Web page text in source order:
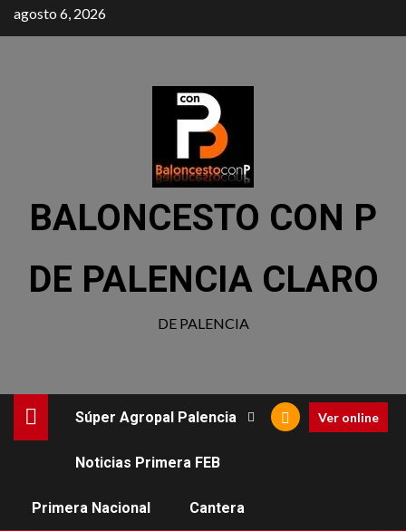
agosto 6, 2026
BALONCESTO CON P
DE PALENCIA CLARO
DE PALENCIA
Súper Agropal Palencia
Noticias Primera FEB
Primera Nacional Cantera
Ver online